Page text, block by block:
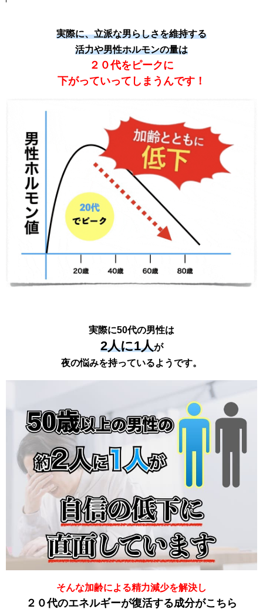
実際に、立派な男らしさを維持する
活力や男性ホルモンの量は
２０代をピークに
下がっていってしまうんです！
実際に50代の男性は
2人に1人が
夜の悩みを持っているようです。
そんな加齢による精力減少を解決し
２０代のエネルギーが復活する成分がこちら